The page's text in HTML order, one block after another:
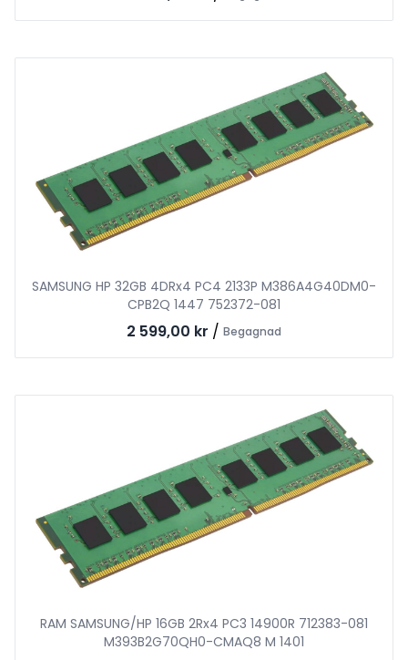
SAMSUNG HP 32GB 4DRx4 PC4 2133P M386A4G40DM0-
CPB2Q 1447 752372-081
2 599,00 kr / Begagnad
RAM SAMSUNG/HP 16GB 2Rx4 PC3 14900R 712383-081
M393B2G70QH0-CMAQ8 M 1401